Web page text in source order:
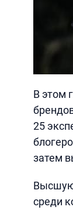
В этом
25
затем
Высшую
среди